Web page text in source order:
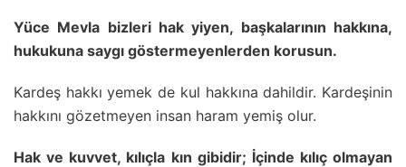
Yüce Mevla bizleri hak yiyen, başkalarının hakkına,
hukukuna saygı göstermeyenlerden korusun.
Kardeş hakkı yemek de kul hakkına dahildir. Kardeşinin
hakkını gözetmeyen insan haram yemiş olur.
Hak ve kuvvet, kılıçla kın gibidir; İçinde kılıç olmayan